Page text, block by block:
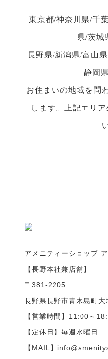
東京都/神奈川県/千
県/茨城
長野県/新潟県/富山
静岡
お住まいの地域を問
します。上記エリ
アメニティーショップ ア
【長野本社兼店舗】
〒381-2205
長野県長野市青木島町
【営業時間】11:00～
【定休日】毎週水曜日
【MAIL】